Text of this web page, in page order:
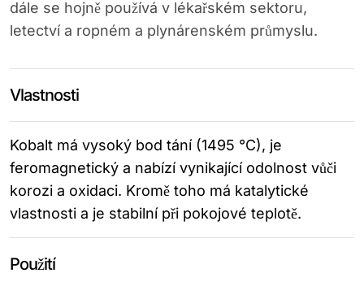
dále se hojně používá v lékařském sektoru,
letectví a ropném a plynárenském průmyslu.
Vlastnosti
Kobalt má vysoký bod tání (1495 °C), je
feromagnetický a nabízí vynikající odolnost vůči
korozi a oxidaci. Kromě toho má katalytické
vlastnosti a je stabilní při pokojové teplotě.
Použití